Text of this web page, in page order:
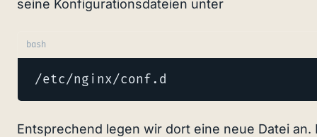
seine Konfigurationsdateien unter
bash
/etc/nginx/conf.d
Entsprechend legen wir dort eine neue Datei